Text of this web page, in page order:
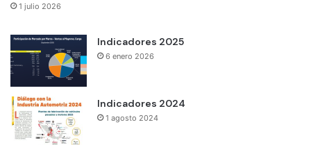
1 julio 2026
Indicadores 2025
6 enero 2026
Indicadores 2024
1 agosto 2024